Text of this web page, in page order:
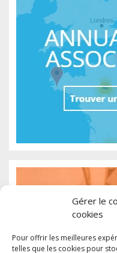
Gérer le
cookies
Pour offrir les meilleures
telles que les cookies pour